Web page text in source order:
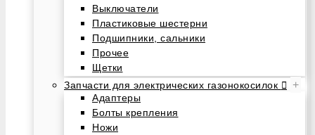
Выключатели
Пластиковые шестерни
Подшипники, сальники
Прочее
Щетки
Запчасти для электрических газонокосилок
+
Адаптеры
Болты крепления
Ножи